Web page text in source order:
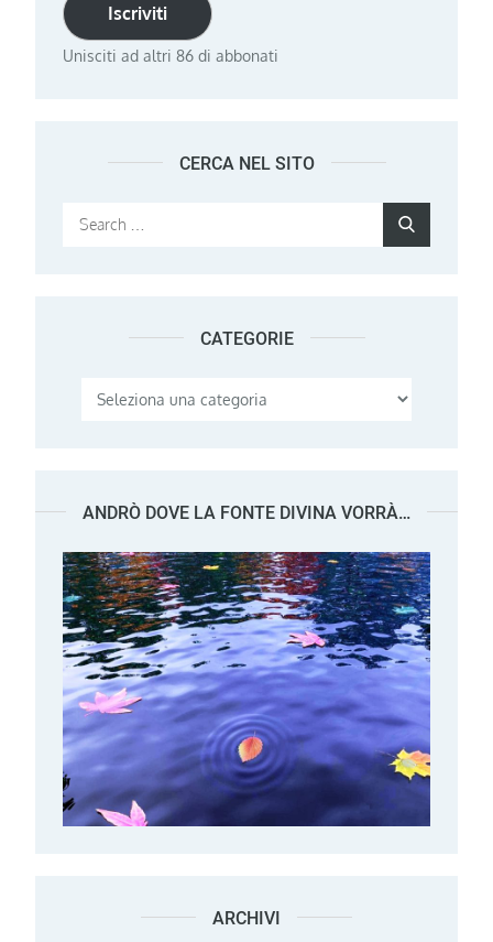
Iscriviti
Unisciti ad altri 86 di abbonati
CERCA NEL SITO
Search
CATEGORIE
Categorie
ANDRÒ DOVE LA FONTE DIVINA VORRÀ…
ARCHIVI Archivi